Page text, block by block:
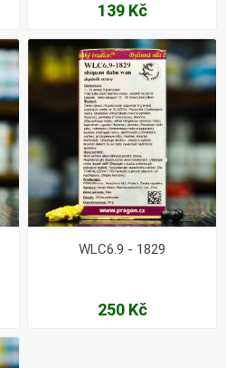
139 Kč
WLC6.9 - 1829
250 Kč